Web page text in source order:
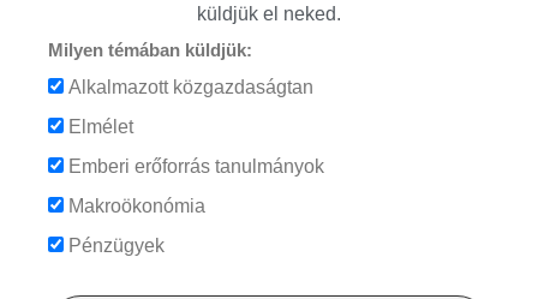
küldjük el neked.
Milyen témában küldjük:
Alkalmazott közgazdaságtan
Elmélet
Emberi erőforrás tanulmányok
Makroökonómia
Pénzügyek